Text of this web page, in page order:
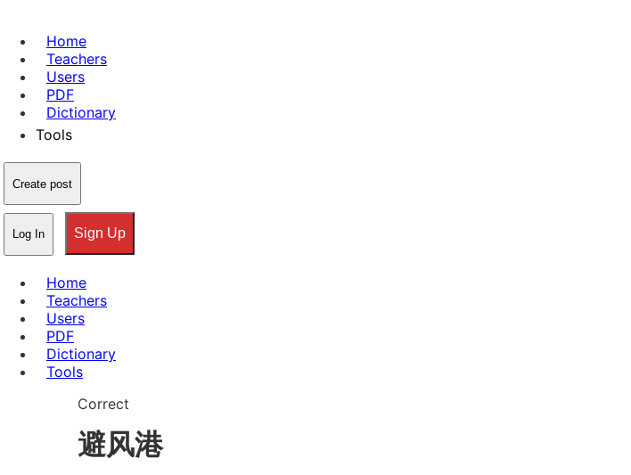
Home
Teachers
Users
PDF
Dictionary
Tools
Create post
Log In Sign Up
Home
Teachers
Users
PDF
Dictionary
Tools
Correct
避风港